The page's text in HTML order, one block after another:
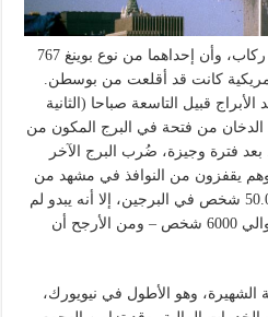
يُعتقد أن الطائرتان كانتا طائرات ركاب، وأن إحداهما من نوع بوينغ 767
كانت قد أقلعت من بوسطن.
قبيل التاسعة صباحا (الثانية
من فتحة في البرج المكون من
بعد فترة وجيزة، ضُرب البرج الآخر
يقفزون من النوافذ في مشهد من
الرعب المروع. يعمل حوالي 50.000 شخص في البرجين، إلا أنه يبدو لم
يكن، في وقت الهجوم، سوى حوالي 6000 شخص – ومن الأرجح أن
الشهيرة، وهو الأطول في نيويورك،